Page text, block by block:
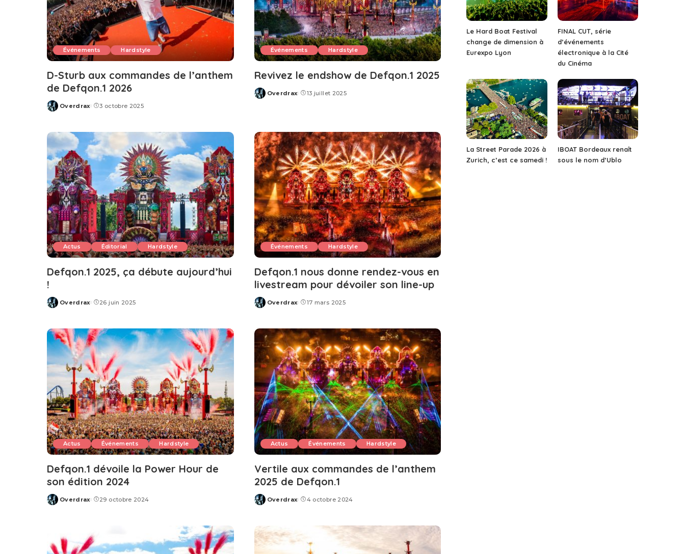
Événements Hardstyle
D-Sturb aux commandes de l’anthem
de Defqon.1 2026
Posted
Overdrax 3 octobre 2025
Événements Hardstyle
Revivez le endshow de Defqon.1 2025
Posted
Overdrax 13 juillet 2025
Actus Éditorial Hardstyle
Defqon.1 2025, ça débute aujourd’hui
!
Posted
Overdrax 26 juin 2025
Événements Hardstyle
Defqon.1 nous donne rendez-vous en
livestream pour dévoiler son line-up
Posted
Overdrax 17 mars 2025
Actus Événements Hardstyle
Defqon.1 dévoile la Power Hour de
son édition 2024
Posted
Overdrax 29 octobre 2024
Actus Événements Hardstyle
Vertile aux commandes de l’anthem
2025 de Defqon.1
Posted
Overdrax 4 octobre 2024
Le Hard Boat Festival
change de dimension à
Eurexpo Lyon
FINAL CUT, série
d’événements
électronique à la Cité
du Cinéma
La Street Parade 2026 à
Zurich, c’est ce samedi !
IBOAT Bordeaux renaît
sous le nom d’Ublo